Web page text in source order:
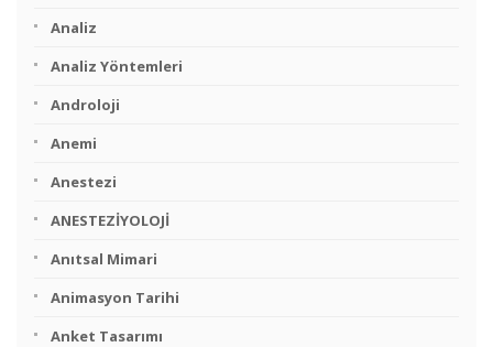
Analiz
Analiz Yöntemleri
Androloji
Anemi
Anestezi
ANESTEZİYOLOJİ
Anıtsal Mimari
Animasyon Tarihi
Anket Tasarımı